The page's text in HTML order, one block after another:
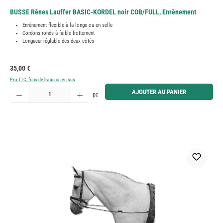
BUSSE Rênes Lauffer BASIC-KORDEL noir COB/FULL, Enrênement
Enrênement flexible à la longe ou en selle
Cordons ronds à faible frottement
Longueur réglable des deux côtés
Prix régulier :
35,00 €
Prix TTC, frais de livraison en sus
Quantité de produit : Entrez la quantité souhaitée ou utilisez les boutons pour augmenter ou
pc AJOUTER AU PANIER